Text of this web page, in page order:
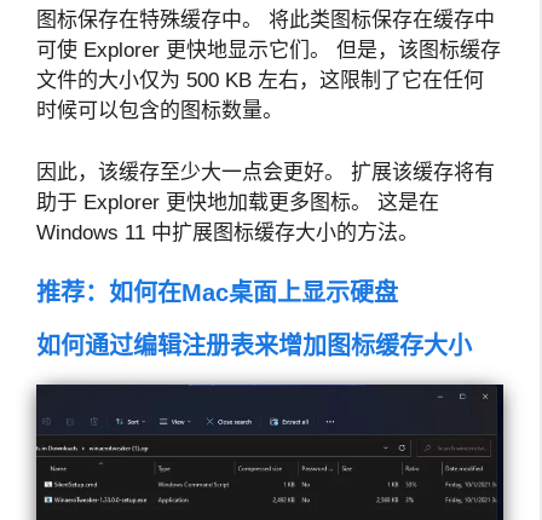
图标保存在特殊缓存中。 将此类图标保存在缓存中
可使 Explorer 更快地显示它们。 但是，该图标缓存
文件的大小仅为 500 KB 左右，这限制了它在任何
时候可以包含的图标数量。
因此，该缓存至少大一点会更好。 扩展该缓存将有
助于 Explorer 更快地加载更多图标。 这是在
Windows 11 中扩展图标缓存大小的方法。
推荐： 如何在Mac桌面上显示硬盘
如何通过编辑注册表来增加图标缓存大小